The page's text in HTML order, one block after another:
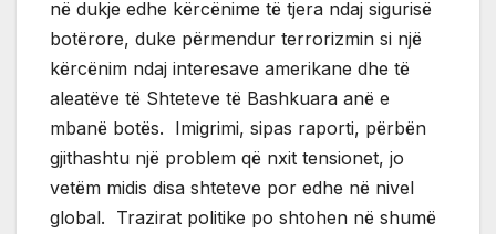
në dukje edhe kërcënime të tjera ndaj sigurisë
botërore, duke përmendur terrorizmin si një
kërcënim ndaj interesave amerikane dhe të
aleatëve të Shteteve të Bashkuara anë e
mbanë botës. Imigrimi, sipas raporti, përbën
gjithashtu një problem që nxit tensionet, jo
vetëm midis disa shteteve por edhe në nivel
global. Trazirat politike po shtohen në shumë